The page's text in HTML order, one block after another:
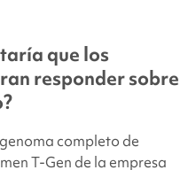
que los
responder sobre
completo de
T-Gen de la empresa